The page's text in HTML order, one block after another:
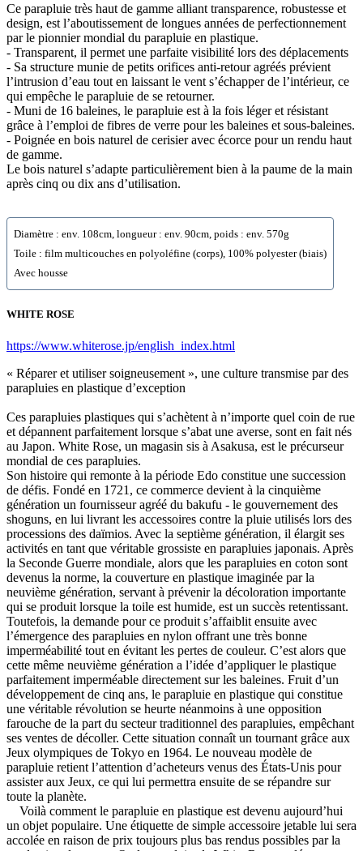
Ce parapluie très haut de gamme alliant transparence, robustesse et
design, est l’aboutissement de longues années de perfectionnement
par le pionnier mondial du parapluie en plastique.
- Transparent, il permet une parfaite visibilité lors des déplacements
- Sa structure munie de petits orifices anti-retour agréés prévient
l’intrusion d’eau tout en laissant le vent s’échapper de l’intérieur, ce
qui empêche le parapluie de se retourner.
- Muni de 16 baleines, le parapluie est à la fois léger et résistant
grâce à l’emploi de fibres de verre pour les baleines et sous-baleines.
- Poignée en bois naturel de cerisier avec écorce pour un rendu haut
de gamme.
Le bois naturel s’adapte particulièrement bien à la paume de la main
après cinq ou dix ans d’utilisation.
Diamètre : env. 108cm, longueur : env. 90cm, poids : env. 570g
Toile : film multicouches en polyoléfine (corps), 100% polyester (biais)
Avec housse
WHITE ROSE
https://www.whiterose.jp/english_index.html
« Réparer et utiliser soigneusement », une culture transmise par des
parapluies en plastique d’exception
Ces parapluies plastiques qui s’achètent à n’importe quel coin de rue
et dépannent parfaitement lorsque s’abat une averse, sont en fait nés
au Japon. White Rose, un magasin sis à Asakusa, est le précurseur
mondial de ces parapluies.
Son histoire qui remonte à la période Edo constitue une succession
de défis. Fondé en 1721, ce commerce devient à la cinquième
génération un fournisseur agréé du bakufu - le gouvernement des
shoguns, en lui livrant les accessoires contre la pluie utilisés lors des
processions des daïmios. Avec la septième génération, il élargit ses
activités en tant que véritable grossiste en parapluies japonais. Après
la Seconde Guerre mondiale, alors que les parapluies en coton sont
devenus la norme, la couverture en plastique imaginée par la
neuvième génération, servant à prévenir la décoloration importante
qui se produit lorsque la toile est humide, est un succès retentissant.
Toutefois, la demande pour ce produit s’affaiblit ensuite avec
l’émergence des parapluies en nylon offrant une très bonne
imperméabilité tout en évitant les pertes de couleur. C’est alors que
cette même neuvième génération a l’idée d’appliquer le plastique
parfaitement imperméable directement sur les baleines. Fruit d’un
développement de cinq ans, le parapluie en plastique qui constitue
une véritable révolution se heurte néanmoins à une opposition
farouche de la part du secteur traditionnel des parapluies, empêchant
ses ventes de décoller. Cette situation connaît un tournant grâce aux
Jeux olympiques de Tokyo en 1964. Le nouveau modèle de
parapluie retient l’attention d’acheteurs venus des États-Unis pour
assister aux Jeux, ce qui lui permettra ensuite de se répandre sur
toute la planète.
Voilà comment le parapluie en plastique est devenu aujourd’hui
un objet populaire. Une étiquette de simple accessoire jetable lui sera
accolée en raison de prix toujours plus bas rendus possibles par la